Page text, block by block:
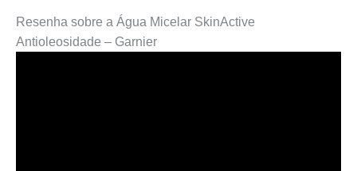
Resenha sobre a Água Micelar SkinActive
Antioleosidade – Garnier